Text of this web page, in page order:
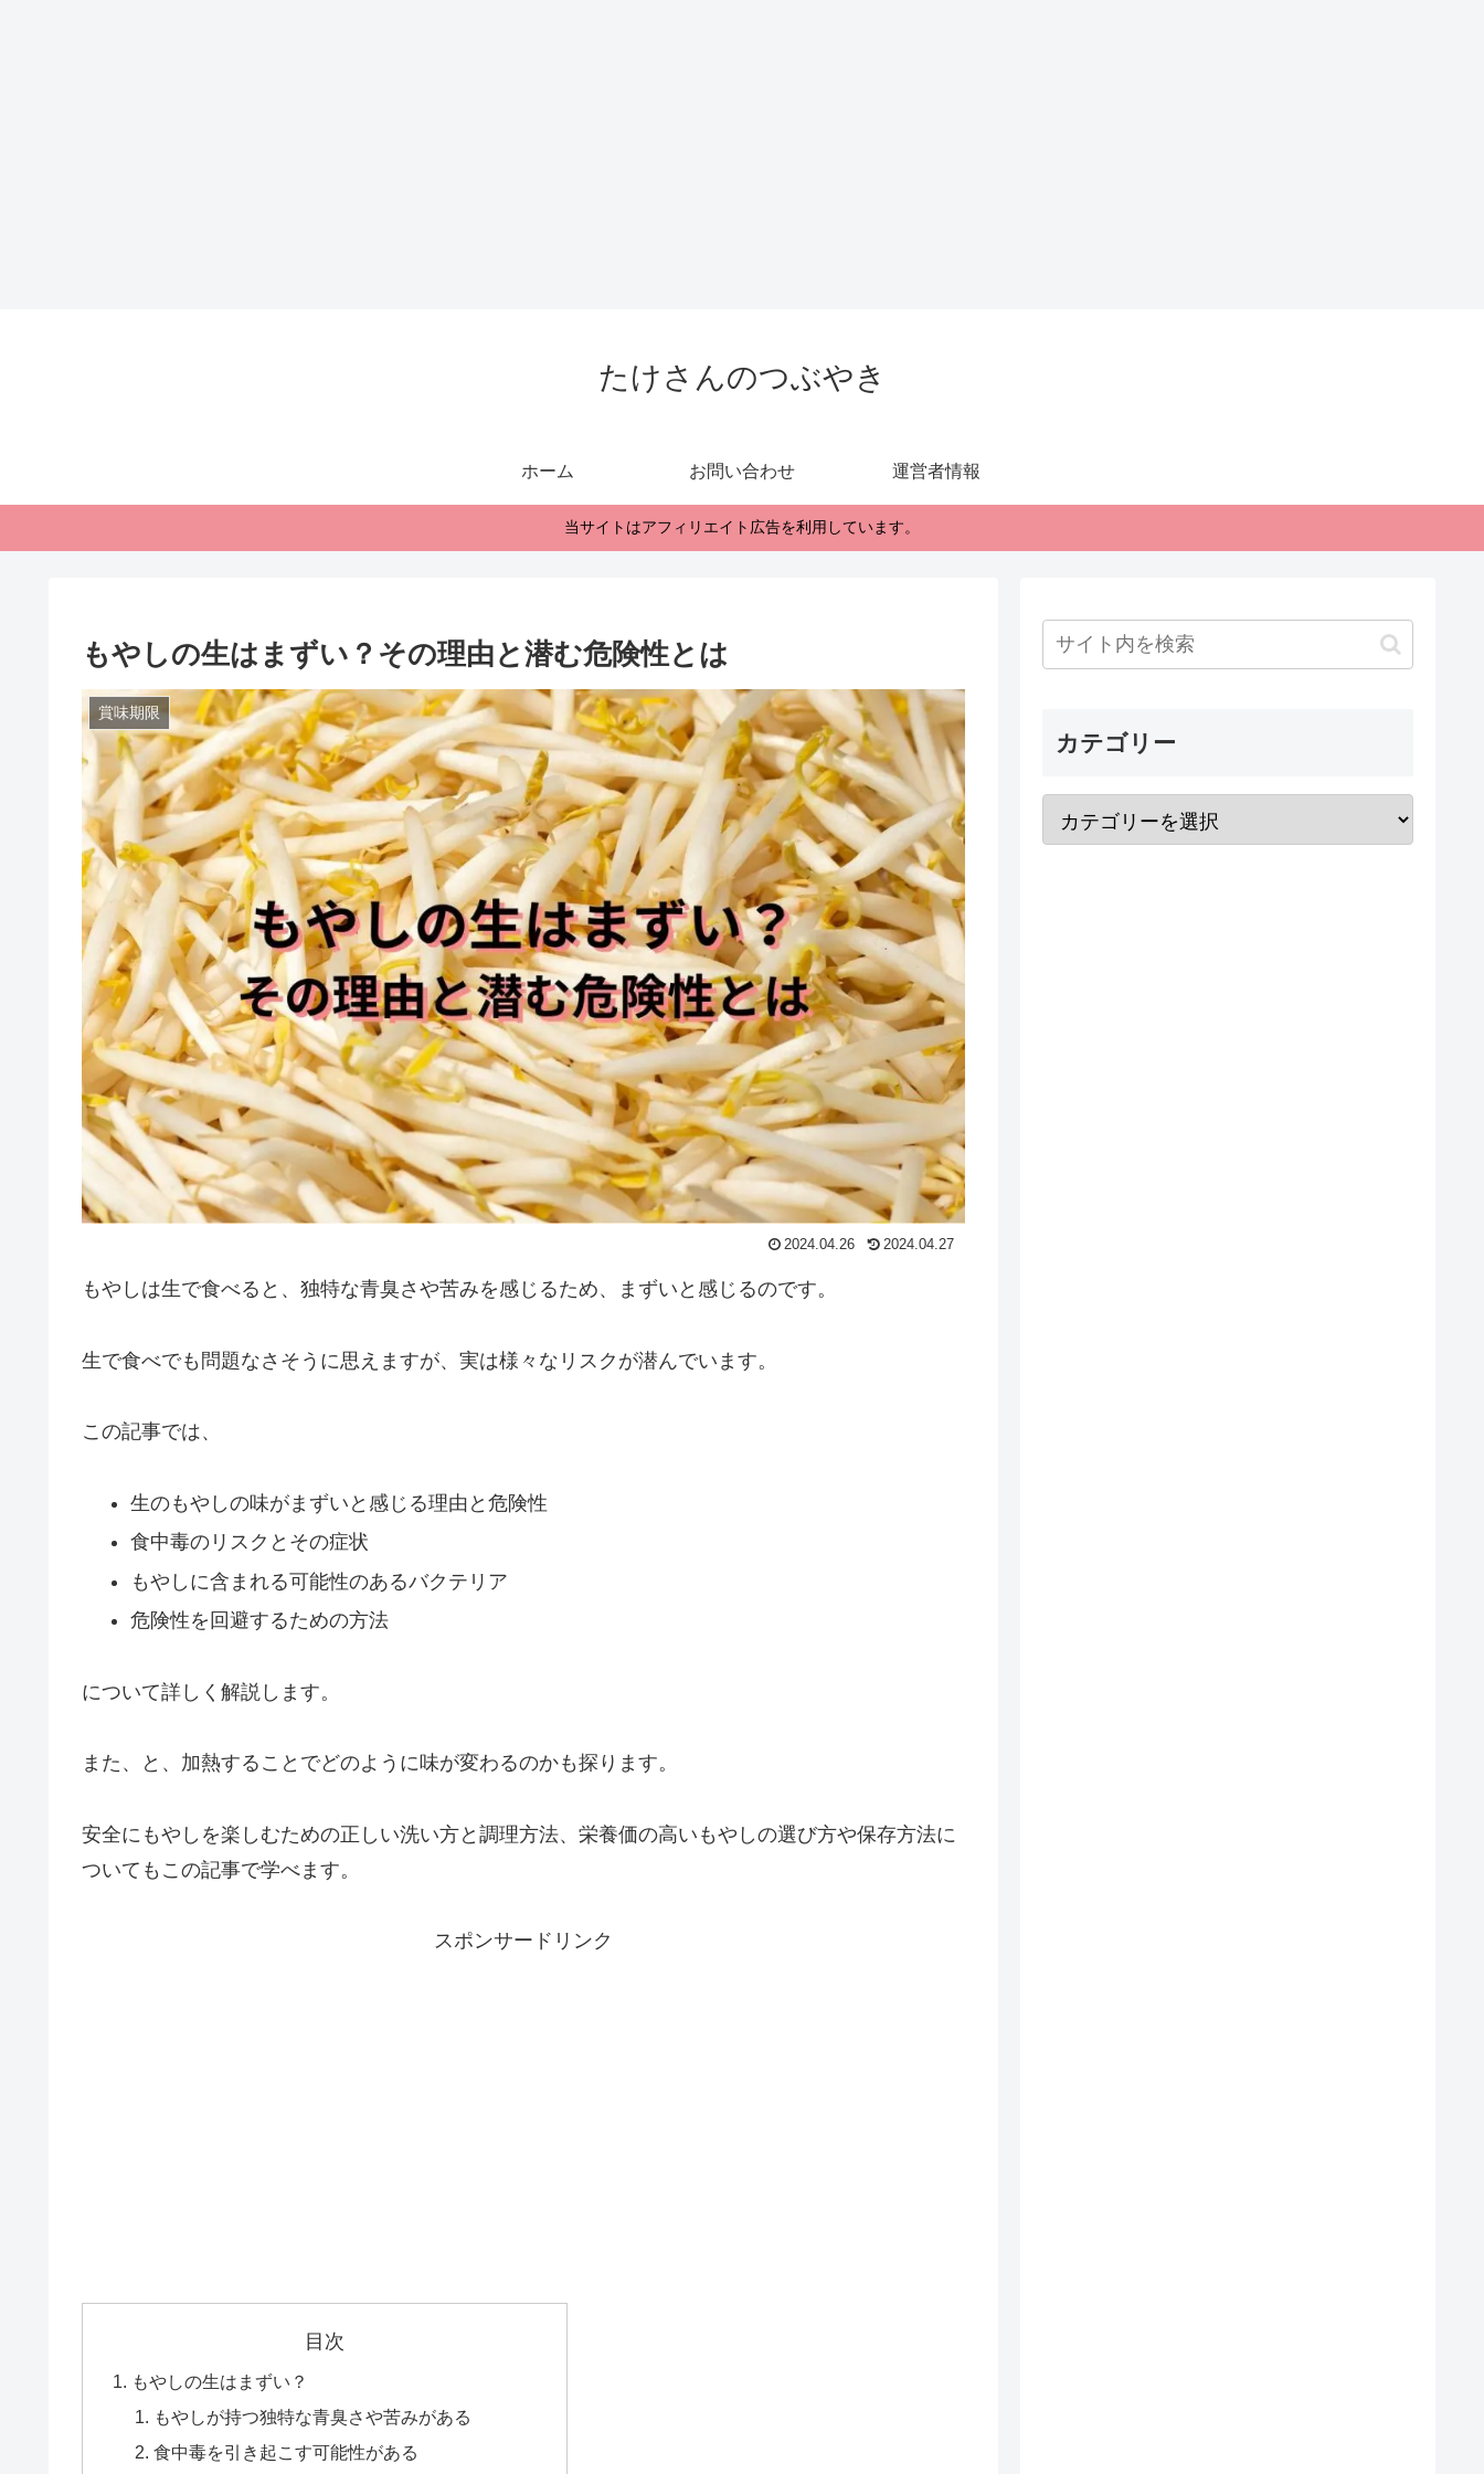
たけさんのつぶやき
ホーム お問い合わせ 運営者情報
当サイトはアフィリエイト広告を利用しています。
もやしの生はまずい？その理由と潜む危険性とは
賞味期限
2024.04.26 2024.04.27
もやしは生で食べると、独特な青臭さや苦みを感じるため、まずいと感じるのです。
生で食べでも問題なさそうに思えますが、実は様々なリスクが潜んでいます。
この記事では、
生のもやしの味がまずいと感じる理由と危険性
食中毒のリスクとその症状
もやしに含まれる可能性のあるバクテリア
危険性を回避するための方法
について詳しく解説します。
また、と、加熱することでどのように味が変わるのかも探ります。
安全にもやしを楽しむための正しい洗い方と調理方法、栄養価の高いもやしの選び方や保存方法に
ついてもこの記事で学べます。
スポンサードリンク
目次
もやしの生はまずい？
もやしが持つ独特な青臭さや苦みがある
食中毒を引き起こす可能性がある
カテゴリー